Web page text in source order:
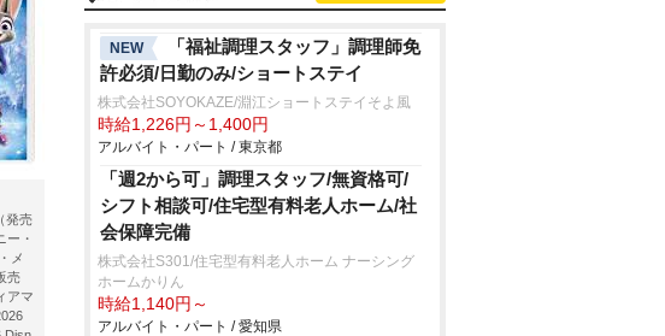
発売
ー・
メ
売
アマ
NEW
「福祉調理スタッフ」調理師免
許必須/日勤のみ/ショートステイ
株式会社SOYOKAZE/淵江ショートステイそよ風
時給1,226円～1,400円
アルバイト・パート / 東京都
「週2から可」調理スタッフ/無資格可/
シフト相談可/住宅型有料老人ホーム/社
会保障完備
株式会社S301/住宅型有料老人ホーム ナーシング
ホームかりん
時給1,140円～
アルバイト・パート / 愛知県